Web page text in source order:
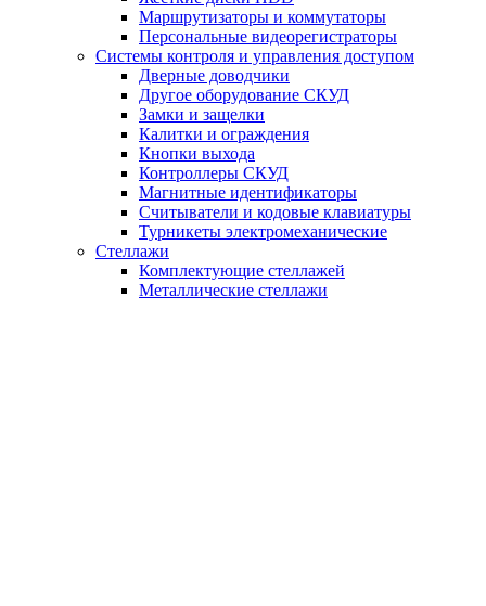
Маршрутизаторы и коммутаторы
Персональные видеорегистраторы
Системы контроля и управления доступом
Дверные доводчики
Другое оборудование СКУД
Замки и защелки
Калитки и ограждения
Кнопки выхода
Контроллеры СКУД
Магнитные идентификаторы
Считыватели и кодовые клавиатуры
Турникеты электромеханические
Стеллажи
Комплектующие стеллажей
Металлические стеллажи